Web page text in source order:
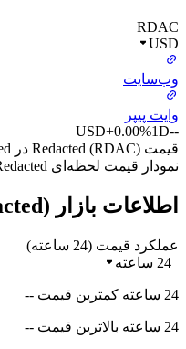
RDAC
USD
وب‌سایت
وایت پیپر
--
USD+0.00%1D
قیمت Redacted (RDAC) در undefined برابر است با -- USD در -- (UTC+0) امروز.
نمودار قیمت لحظه‌ای Redacted به USD (RDAC/USD)
اطلاعات بازار (Redacted)
عملکرد قیمت (24 ساعته)
24 ساعته
24 ساعته کمترین قیمت --
24 ساعته بالاترین قیمت --